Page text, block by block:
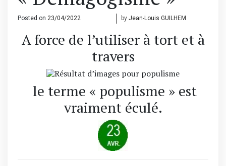
Posted on 23/04/2022 by Jean-Louis GUILHEM
A force de l’utiliser à tort et à
travers
le terme « populisme » est
vraiment éculé.